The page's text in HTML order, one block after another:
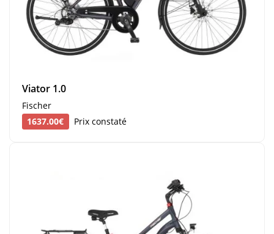
Viator 1.0
Fischer
1637.00€
Prix constaté